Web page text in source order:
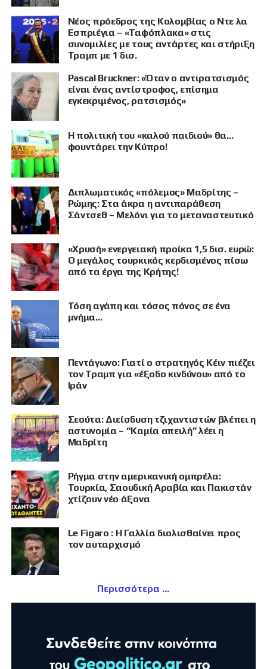
ΠΡΟΒΟΛΗ
Νέος πρόεδρος της Κολομβίας ο Ντε λα
Εσπριέγια – «Ταφόπλακα» στις
συνομιλίες με τους αντάρτες και στήριξη
Τραμπ με 1 δισ.
Pascal Bruckner: «Όταν ο αντιρατσισμός
είναι ένας αντίστροφος, επίσημα
εγκεκριμένος, ρατσισμός»
Η πολιτική του «καλού παιδιού» θα…
φουντάρει την Κύπρο!
Διπλωματικός «πόλεμος» Μαδρίτης –
Ρώμης: Στα άκρα η αντιπαράθεση
Σάντσεθ – Μελόνι για το μεταναστευτικό
«Χρυσή» ενεργειακή προίκα 1,5 δισ. ευρώ:
Ο μεγάλος τουρκικός κερδισμένος πίσω
από τα έργα της Κρήτης!
Τόση αγάπη και τόσος πόνος σε ένα
μνήμα…
Πεντάγωνο: Γιατί ο στρατηγός Κέιν πιέζει
τον Τραμπ για «έξοδο κινδύνου» από το
Ιράν
Σεούτα: Διείσδυση τζιχαντιστών βλέπει η
αστυνομία – “Καμία απειλή” λέει η
Μαδρίτη
Ρήγμα στην αμερικανική ομπρέλα:
Τουρκία, Σαουδική Αραβία και Πακιστάν
χτίζουν νέο άξονα
Le Figaro : Η Γαλλία διολισθαίνει προς
τον αυταρχισμό
Περισσότερα